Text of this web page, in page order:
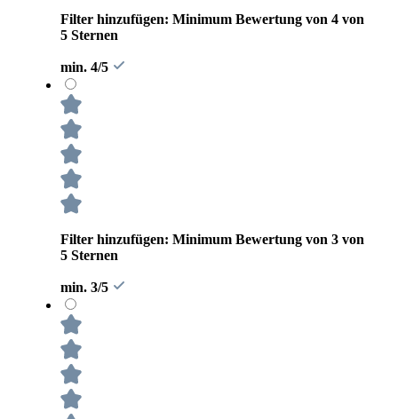
Filter hinzufügen: Minimum Bewertung von 4 von
5 Sternen
min. 4/5
Filter hinzufügen: Minimum Bewertung von 3 von
5 Sternen
min. 3/5